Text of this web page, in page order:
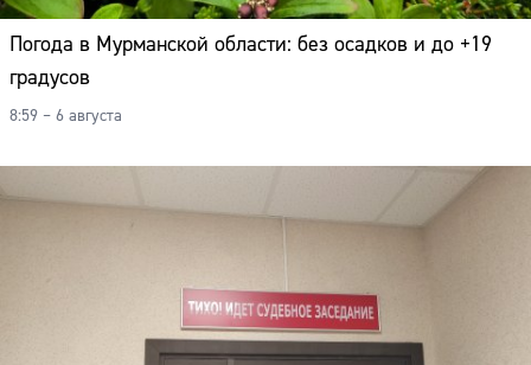
Погода в Мурманской области: без осадков и до +19
градусов
8:59 – 6 августа
Адрес: